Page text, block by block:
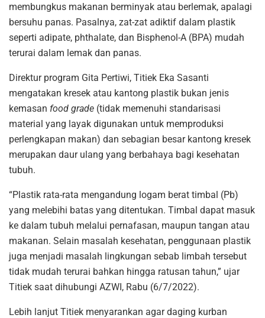
membungkus makanan berminyak atau berlemak, apalagi
bersuhu panas. Pasalnya, zat-zat adiktif dalam plastik
seperti adipate, phthalate, dan Bisphenol-A (BPA) mudah
terurai dalam lemak dan panas.
Direktur program Gita Pertiwi, Titiek Eka Sasanti
mengatakan kresek atau kantong plastik bukan jenis
kemasan food grade (tidak memenuhi standarisasi
material yang layak digunakan untuk memproduksi
perlengkapan makan) dan sebagian besar kantong kresek
merupakan daur ulang yang berbahaya bagi kesehatan
tubuh.
“Plastik rata-rata mengandung logam berat timbal (Pb)
yang melebihi batas yang ditentukan. Timbal dapat masuk
ke dalam tubuh melalui pernafasan, maupun tangan atau
makanan. Selain masalah kesehatan, penggunaan plastik
juga menjadi masalah lingkungan sebab limbah tersebut
tidak mudah terurai bahkan hingga ratusan tahun,” ujar
Titiek saat dihubungi AZWI, Rabu (6/7/2022).
Lebih lanjut Titiek menyarankan agar daging kurban